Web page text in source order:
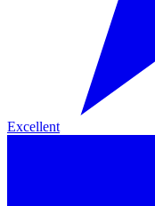
Excellent